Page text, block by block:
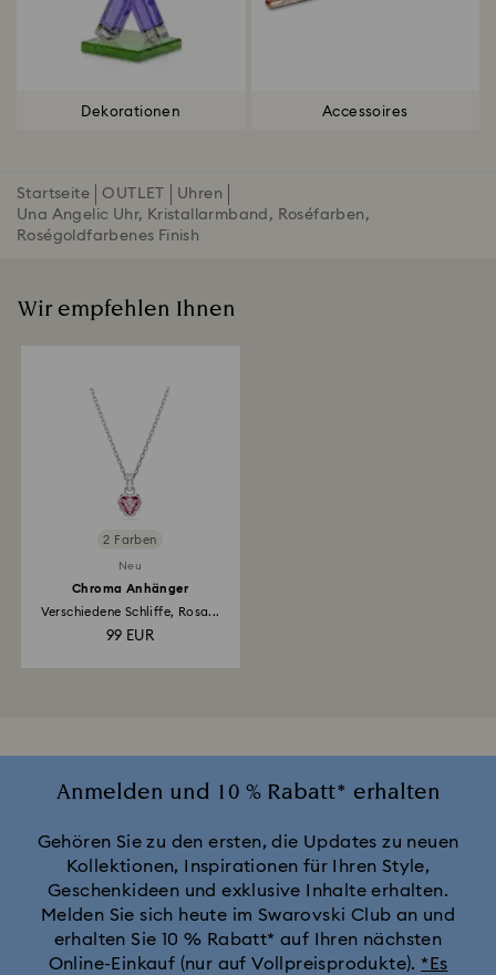
Dekorationen Accessoires
Startseite OUTLET
Uhren
Una Angelic Uhr, Kristallarmband, Roséfarben,
Roségoldfarbenes Finish
Wir empfehlen Ihnen
2 Farben
Neu
Chroma Anhänger
Verschiedene Schliffe, Rosa...
99 EUR
Anmelden und 10 % Rabatt* erhalten
Gehören Sie zu den ersten, die Updates zu neuen
Kollektionen, Inspirationen für Ihren Style,
Geschenkideen und exklusive Inhalte erhalten.
Melden Sie sich heute im Swarovski Club an und
erhalten Sie 10 % Rabatt* auf Ihren nächsten
Online-Einkauf (nur auf Vollpreisprodukte). *Es